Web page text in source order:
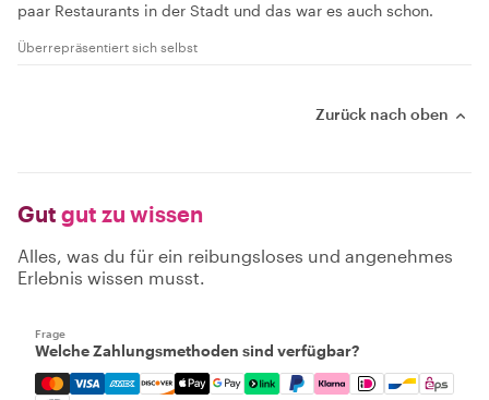
paar Restaurants in der Stadt und das war es auch schon.
Überrepräsentiert sich selbst
Zurück nach oben
Gut gut zu wissen
Alles, was du für ein reibungsloses und angenehmes
Erlebnis wissen musst.
Frage
Welche Zahlungsmethoden sind verfügbar?
Mastercard, Visa, Amex, Discover, Apple Pay, Google